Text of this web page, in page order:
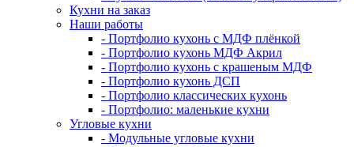
Кухни на заказ
Наши работы
- Портфолио кухонь с МДФ плёнкой
- Портфолио кухонь МДФ Акрил
- Портфолио кухонь с крашеным МДФ
- Портфолио кухонь ДСП
- Портфолио классических кухонь
- Портфолио: маленькие кухни
Угловые кухни
- Модульные угловые кухни